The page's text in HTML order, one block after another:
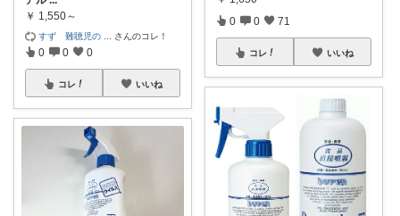
￥ 1,550～
すず 難聴児の さんのコレ！
0 0 0
コレ いいね
0 0 71
コレ いいね